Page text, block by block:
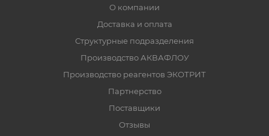
О компании
Доставка и оплата
Структурные подразделения
Производство АКВАФЛОУ
Производство реагентов ЭКОТРИТ
Партнерство
Поставщики
Отзывы